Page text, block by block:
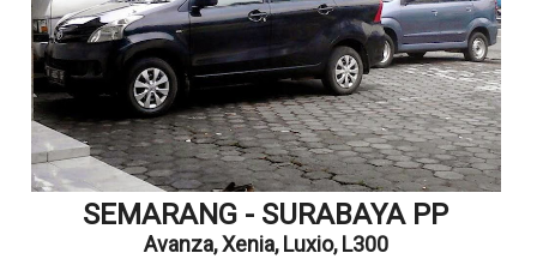
SEMARANG - SURABAYA PP
Avanza,Xenia,Luxio, L300